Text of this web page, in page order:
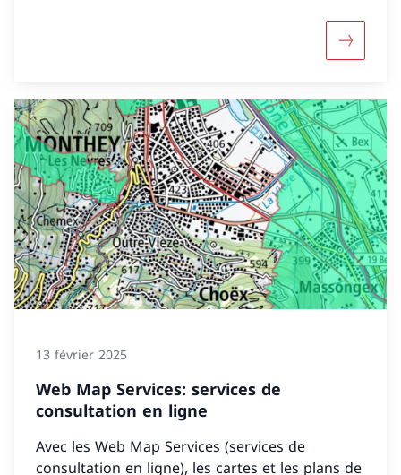
13 février 2025
Web Map Services: services de
consultation en ligne
Avec les Web Map Services (services de
consultation en ligne), les cartes et les plans de